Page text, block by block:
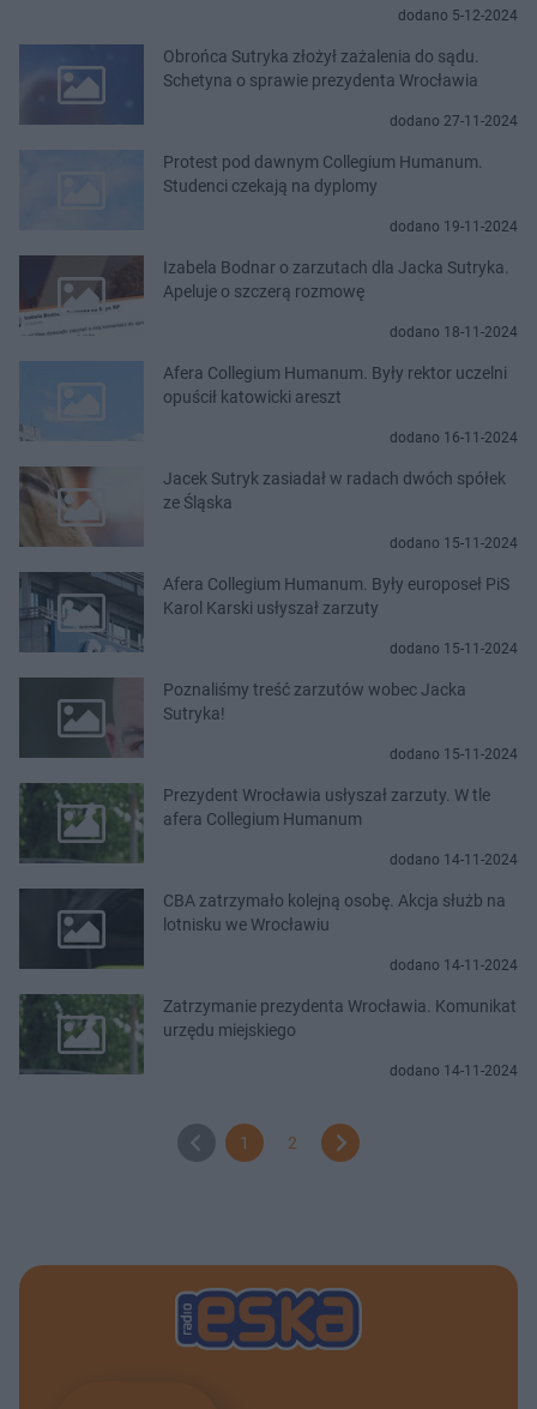
dodano 5-12-2024
Obrońca Sutryka złożył zażalenia do sądu.
Schetyna o sprawie prezydenta Wrocławia
dodano 27-11-2024
Protest pod dawnym Collegium Humanum.
Studenci czekają na dyplomy
dodano 19-11-2024
Izabela Bodnar o zarzutach dla Jacka Sutryka.
Apeluje o szczerą rozmowę
dodano 18-11-2024
Afera Collegium Humanum. Były rektor uczelni
opuścił katowicki areszt
dodano 16-11-2024
Jacek Sutryk zasiadał w radach dwóch spółek
ze Śląska
dodano 15-11-2024
Afera Collegium Humanum. Były europoseł PiS
Karol Karski usłyszał zarzuty
dodano 15-11-2024
Poznaliśmy treść zarzutów wobec Jacka
Sutryka!
dodano 15-11-2024
Prezydent Wrocławia usłyszał zarzuty. W tle
afera Collegium Humanum
dodano 14-11-2024
CBA zatrzymało kolejną osobę. Akcja służb na
lotnisku we Wrocławiu
dodano 14-11-2024
Zatrzymanie prezydenta Wrocławia. Komunikat
urzędu miejskiego
dodano 14-11-2024
1 2